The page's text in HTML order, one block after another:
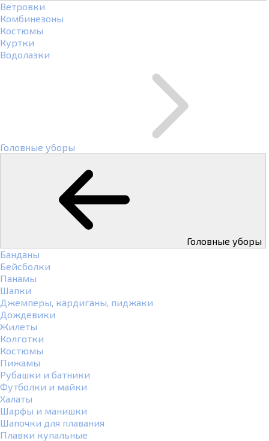
Ветровки
Комбинезоны
Костюмы
Куртки
Водолазки
Головные уборы
Головные уборы
Банданы
Бейсболки
Панамы
Шапки
Джемперы, кардиганы, пиджаки
Дождевики
Жилеты
Колготки
Костюмы
Пижамы
Рубашки и батники
Футболки и майки
Халаты
Шарфы и манишки
Шапочки для плавания
Плавки купальные